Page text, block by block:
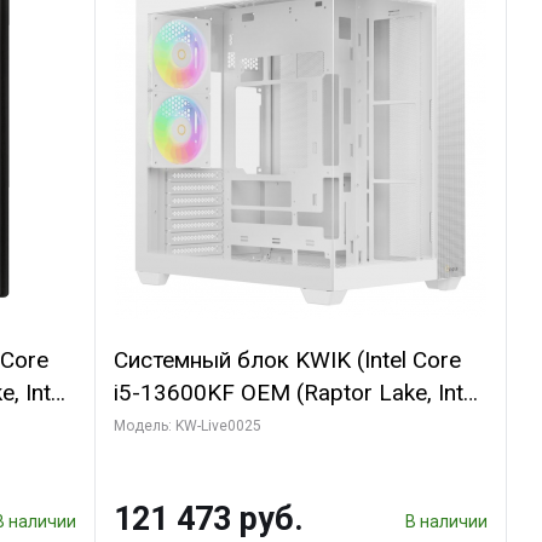
Intel
наличии
Системный блок KWIK (Intel Core
i5-13600KF OEM (Raptor Lake, Intel
7, C14 8EC/6PC/ 32 ГБ ОЗУ (2
3xDP / 960 ГБ SSD)
Модель: KW-Live0025
121 473 руб. В наличии